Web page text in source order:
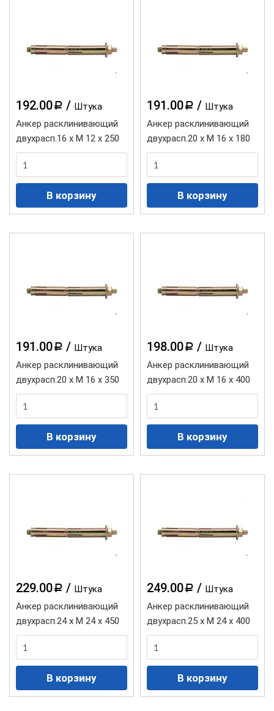
192.00 a / Штука
Анкер расклинивающий
двухрасп.16 х М 12 х 250
191.00 a / Штука
Анкер расклинивающий
двухрасп.20 х М 16 х 180
191.00 a / Штука
Анкер расклинивающий
двухрасп.20 х М 16 х 350
198.00 a / Штука
Анкер расклинивающий
двухрасп.20 х М 16 х 400
229.00 a / Штука
Анкер расклинивающий
двухрасп.24 х М 24 х 450
249.00 a / Штука
Анкер расклинивающий
двухрасп.25 х М 24 х 400